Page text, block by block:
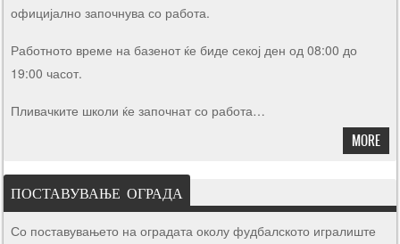
официјално започнува со работа.
Работното време на базенот ќе биде секој ден од 08:00 до
19:00 часот.
Пливачките школи ќе започнат со работа…
MORE
ПОСТАВУВАЊЕ ОГРАДА
Со поставувањето на оградата околу фудбалското игралиште